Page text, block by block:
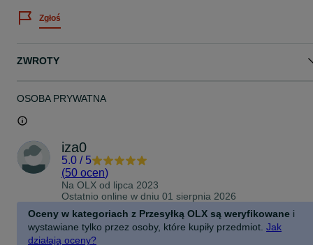
Zgłoś
ZWROTY
OSOBA PRYWATNA
iza0
5.0 / 5
(50 ocen)
Na OLX od lipca 2023
Ostatnio online w dniu 01 sierpnia 2026
Oceny w kategoriach z Przesyłką OLX są weryfikowane i
wystawiane tylko przez osoby, które kupiły przedmiot. Jak
działają oceny?